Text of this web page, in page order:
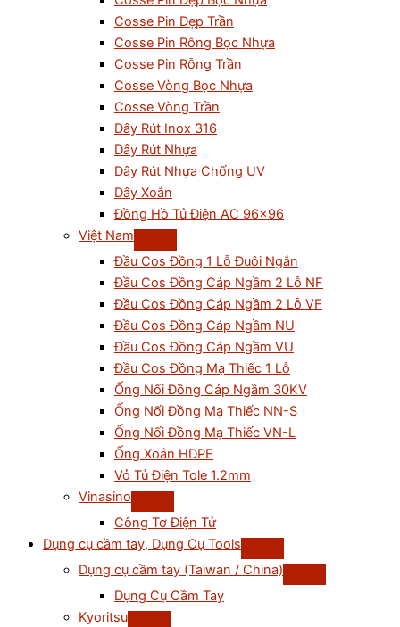
Cosse Pin Dẹp Trần
Cosse Pin Rỗng Bọc Nhựa
Cosse Pin Rỗng Trần
Cosse Vòng Bọc Nhựa
Cosse Vòng Trần
Dây Rút Inox 316
Dây Rút Nhựa
Dây Rút Nhựa Chống UV
Dây Xoắn
Đồng Hồ Tủ Điện AC 96×96
Việt Nam
Đầu Cos Đồng 1 Lỗ Đuôi Ngắn
Đầu Cos Đồng Cáp Ngầm 2 Lỗ NF
Đầu Cos Đồng Cáp Ngầm 2 Lỗ VF
Đầu Cos Đồng Cáp Ngầm NU
Đầu Cos Đồng Cáp Ngầm VU
Đầu Cos Đồng Mạ Thiếc 1 Lỗ
Ống Nối Đồng Cáp Ngầm 30KV
Ống Nối Đồng Mạ Thiếc NN-S
Ống Nối Đồng Mạ Thiếc VN-L
Ống Xoắn HDPE
Vỏ Tủ Điện Tole 1.2mm
Vinasino
Công Tơ Điện Tử
Dụng cụ cầm tay, Dụng Cụ Tools
Dụng cụ cầm tay (Taiwan / China)
Dụng Cụ Cầm Tay
Kyoritsu